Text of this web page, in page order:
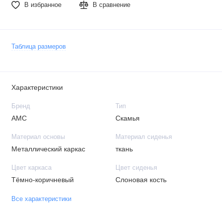
В избранное В сравнение
Таблица размеров
Характеристики
Бренд
АМС
Тип
Скамья
Материал основы
Металлический каркас
Материал сиденья
ткань
Цвет каркаса
Тёмно-коричневый
Цвет сиденья
Слоновая кость
Все характеристики